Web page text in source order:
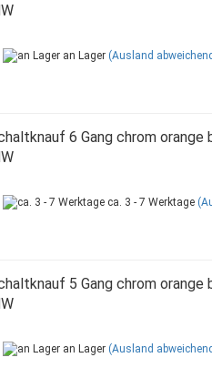
an Lager (Ausland
6 Gang chrom
ca. 3 - 7 Werktage
5 Gang chrom
an Lager (Ausland